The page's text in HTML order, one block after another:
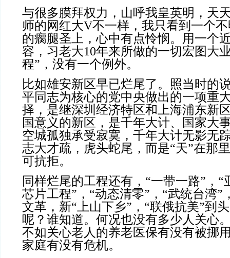
与很多膜拜权力，山呼我皇英明，天
师的网红大V不一样，我只看到一个
的瘸腿圣上，心中有点怜悯。用一个
容，习老大10年来所做的一切宏图大
程”，没有一个例外。
比如雄安新区早已烂尾了。照当时的
平同志为核心的党中央做出的一项重
择，是继深圳经济特区和上海浦东新
国意义的新区，是千年大计、国家大
空城孤独承受寂寞，千年大计无影无
志大才疏，虎头蛇尾，而是“天”在那
可抗拒。
同样烂尾的工程还有，“一带一路”，“
芯片工程”，“动态清零”，“武统台湾”
文革，新“上山下乡”，“联俄抗美”到
呢？谁知道。何况也没有多少人关心
不如关心老人的养老医保有没有被挪
家庭有没有危机。